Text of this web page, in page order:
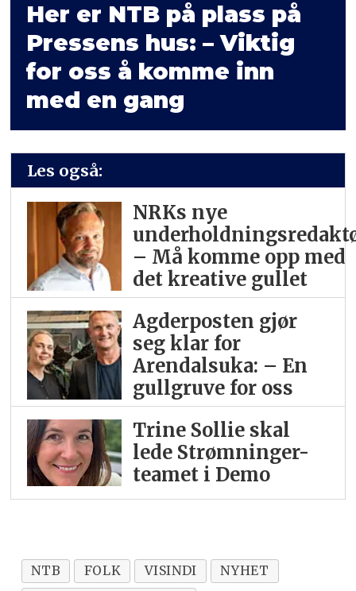
Her er NTB på plass på
Pressens hus: – Viktig
for oss å komme inn
med en gang
Les også:
NRKs nye
– Må komme opp med
det kreative gullet
Agderposten gjør
seg klar for
Arendalsuka: – En
gullgruve for oss
Trine Sollie skal
lede Strømninger-
teamet i Demo
NTB FOLK VISINDI
NYHET